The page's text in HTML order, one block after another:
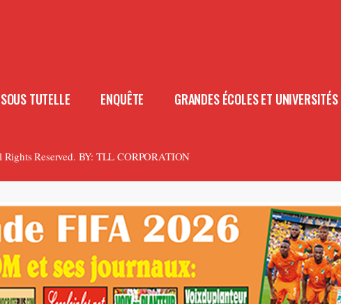
TUTELLE ENQUÊTE GRANDES ÉCOLES ET UNIVERSITÉS
Reserved. BY: TLL CORPORATION